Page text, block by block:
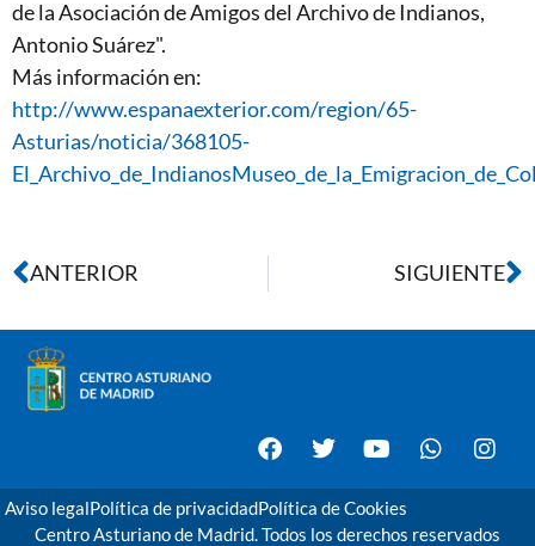
de la Asociación de Amigos del Archivo de Indianos,
Antonio Suárez".
Más información en:
http://www.espanaexterior.com/region/65-
Asturias/noticia/368105-
ANTERIOR SIGUIENTE
Aviso legalPolítica de privacidadPolítica de Cookies
Centro Asturiano de Madrid. Todos los derechos reservados